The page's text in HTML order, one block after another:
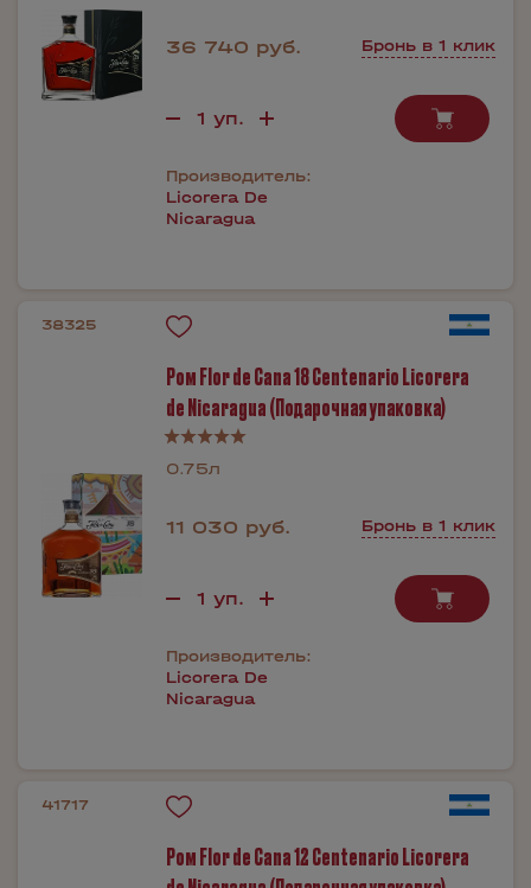
36 740 руб. Бронь в 1 клик
Производитель:
Licorera De
Nicaragua
38325
Ром Flor de Cana 18 Centenario Licorera
de Nicaragua (Подарочная упаковка)
0.75л
11 030 руб. Бронь в 1 клик
Производитель:
Licorera De
Nicaragua
41717
Ром Flor de Cana 12 Centenario Licorera